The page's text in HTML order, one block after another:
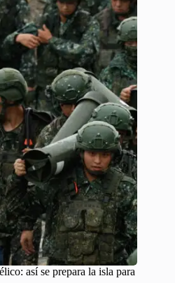
así se prepara la isla para